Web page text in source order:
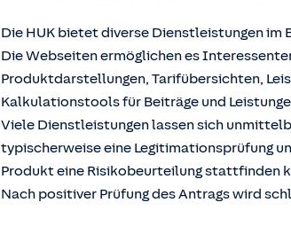
Die HUK bietet diverse Dienstleistungen im
Die Webseiten ermöglichen es
Produktdarstellungen, Tarifübersichten,
Kalkulationstools für Beiträge und
Viele Dienstleistungen lassen sich
typischerweise eine Legitimationsprüfung
Produkt eine Risikobeurteilung stattfinden
Nach positiver Prüfung des Antrags wird